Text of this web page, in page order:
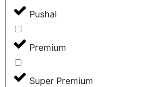
Pushal
Premium
Super Premium